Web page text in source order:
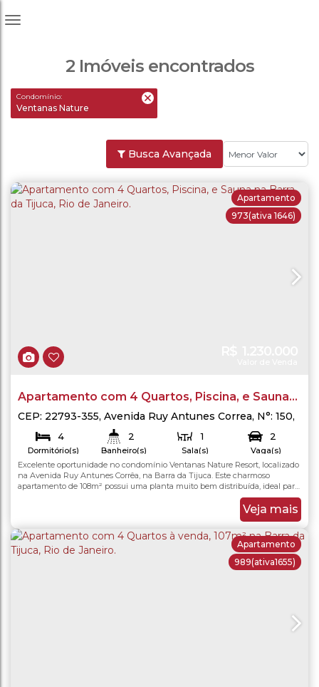
2 Imóveis encontrados
Condomínio:
Ventanas Nature
Busca Avançada
973(ativa 1646)
Apartamento
Apartamento com 4 Quartos, Piscina, e Sauna
na Barra da Tijuca, Rio de Janeiro.
CEP: 22793-355, Avenida Ruy Antunes Correa, N°: 150,
Rio de Janeiro
4
Dormitório(s)
2
Banheiro(s)
1
Sala(s)
2
Vaga(s)
Excelente oportunidade no condomínio Ventanas Nature Resort, localizado
na Avenida Ruy Antunes Corrêa, na Barra da Tijuca. Este charmoso
apartamento de 108m² possui uma planta muito bem distribuída, ideal para
quem busca conforto e praticidade. O imóvel é composto por 4 quartos,
banheiro social e uma ampla sala em dois ambientes com integração total
Veja mais
989(ativa1655)
Apartamento